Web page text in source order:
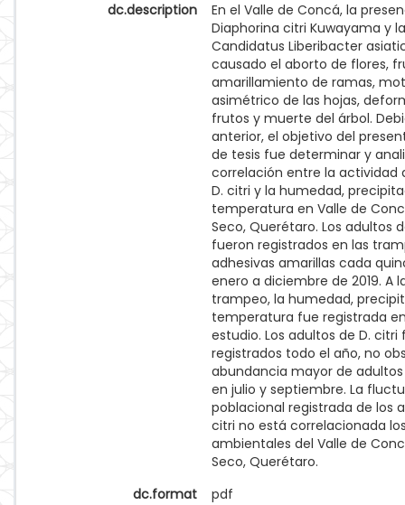
dc.description
En el Valle de Concá, la
Diaphorina citri Kuwayama y
Candidatus Liberibacter
causado el aborto de flores,
amarillamiento de ramas,
asimétrico de las hojas,
frutos y muerte del árbol.
anterior, el objetivo del
de tesis fue determinar y
correlación entre la actividad
D. citri y la humedad,
temperatura en Valle de
Seco, Querétaro. Los adultos
fueron registrados en las
adhesivas amarillas cada
enero a diciembre de 2019. A
trampeo, la humedad,
temperatura fue registrada
estudio. Los adultos de D. citri
registrados todo el año, no
abundancia mayor de
en julio y septiembre. La
poblacional registrada de los
citri no está correlacionada
ambientales del Valle de
Seco, Querétaro.
dc.format
pdf